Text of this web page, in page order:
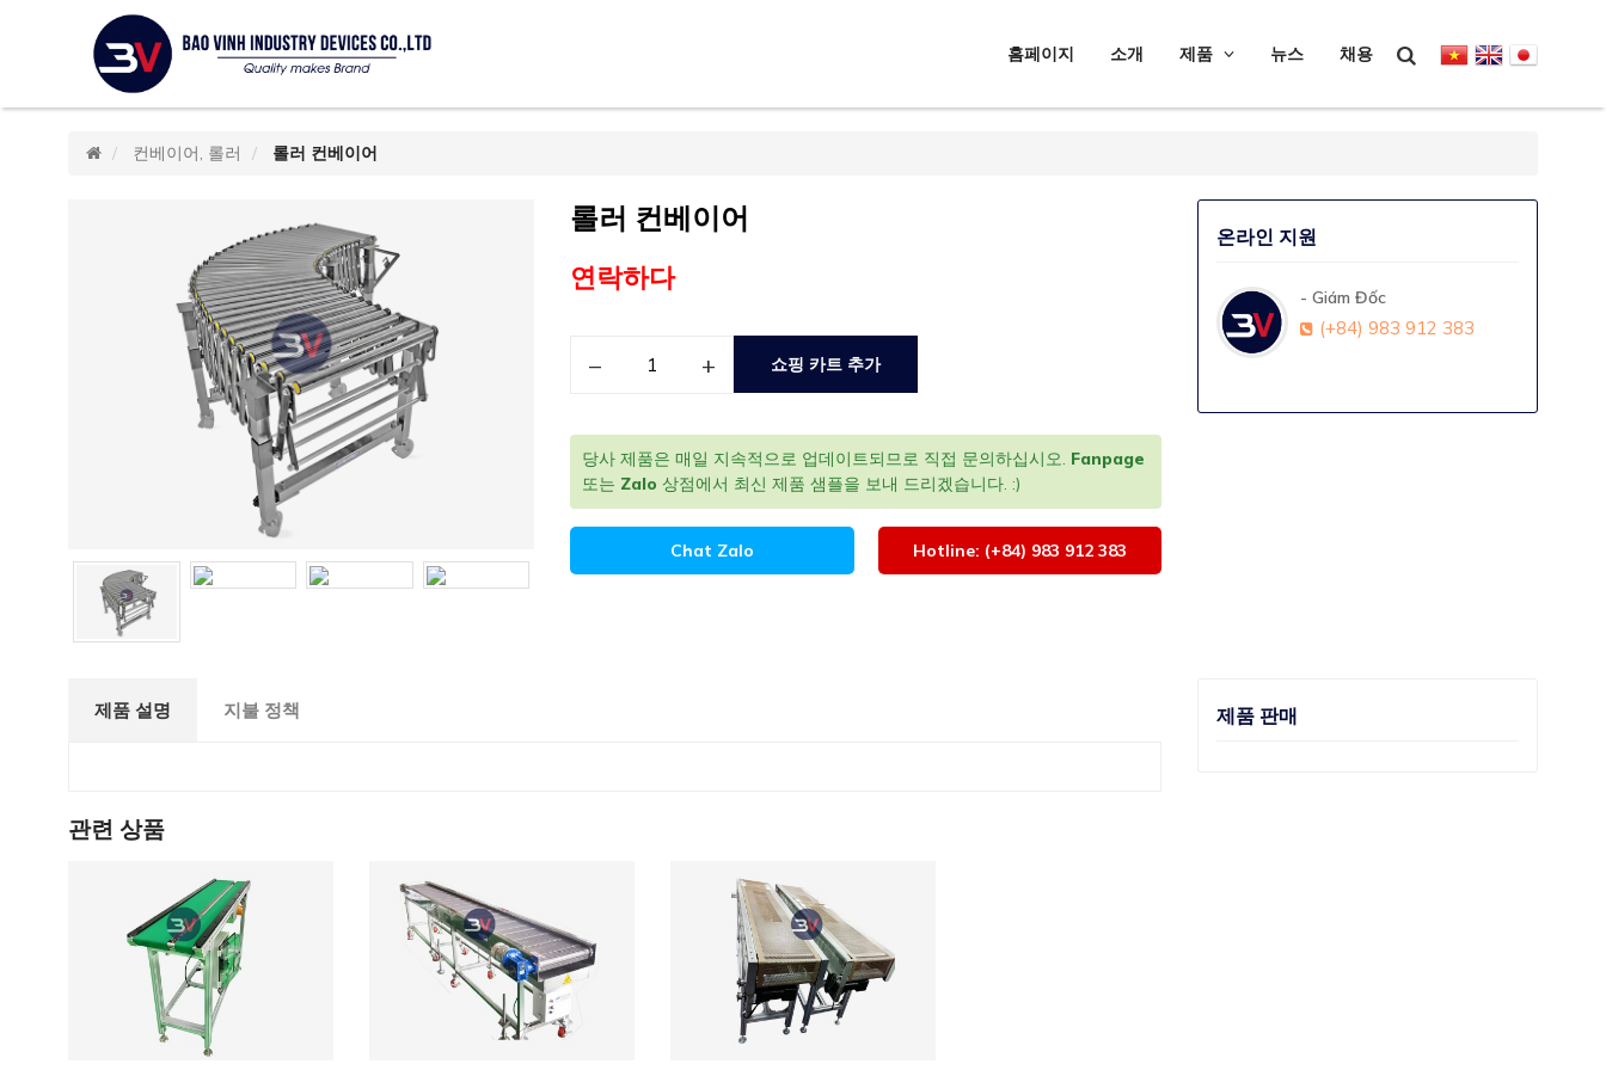
홈페이지 소개 제품 뉴스 채용
컨베이어, 롤러 롤러 컨베이어
롤러 컨베이어
연락하다
– + 쇼핑 카트 추가
당사 제품은 매일 지속적으로 업데이트되므로 직접 문의하십시오. Fanpage
또는 Zalo 상점에서 최신 제품 샘플을 보내 드리겠습니다. :)
Chat Zalo Hotline: (+84) 983 912 383
온라인 지원
- Giám Đốc
(+84) 983 912 383
제품 설명 지불 정책 제품 판매
관련 상품